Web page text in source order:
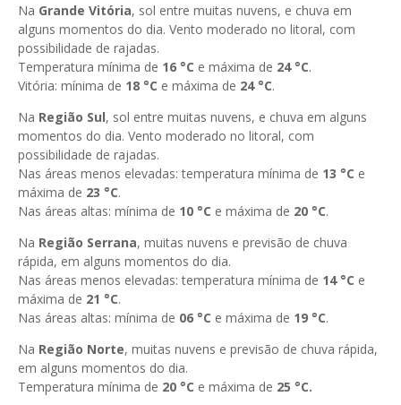
Na Grande Vitória, sol entre muitas nuvens, e chuva em
alguns momentos do dia. Vento moderado no litoral, com
possibilidade de rajadas.
Temperatura mínima de 16 °C e máxima de 24 °C.
Vitória: mínima de 18 °C e máxima de 24 °C.
Na Região Sul, sol entre muitas nuvens, e chuva em alguns
momentos do dia. Vento moderado no litoral, com
possibilidade de rajadas.
Nas áreas menos elevadas: temperatura mínima de 13 °C e
máxima de 23 °C.
Nas áreas altas: mínima de 10 °C e máxima de 20 °C.
Na Região Serrana, muitas nuvens e previsão de chuva
rápida, em alguns momentos do dia.
Nas áreas menos elevadas: temperatura mínima de 14 °C e
máxima de 21 °C.
Nas áreas altas: mínima de 06 °C e máxima de 19 °C.
Na Região Norte, muitas nuvens e previsão de chuva rápida,
em alguns momentos do dia.
Temperatura mínima de 20 °C e máxima de 25 °C.